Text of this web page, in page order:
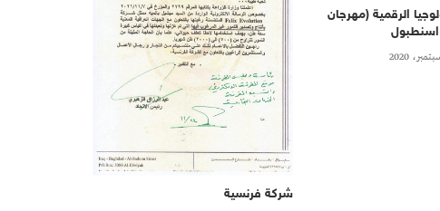
الرقمية (مهرجان
اسنطبول
شركة فرنسية